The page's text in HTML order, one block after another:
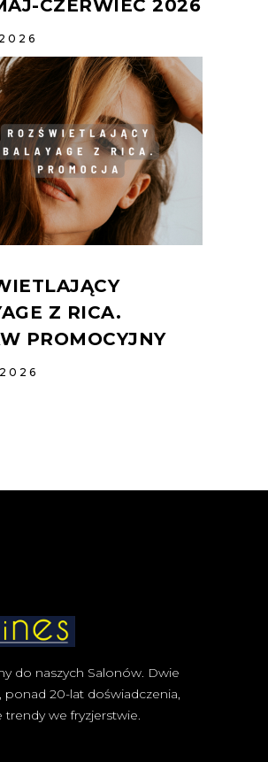
CZERWIEC 2026
Z RICA.
PROMOCYJNY
do naszych Salonów. Dwie
ponad 20-lat doświadczenia,
trendy we fryzjerstwie.